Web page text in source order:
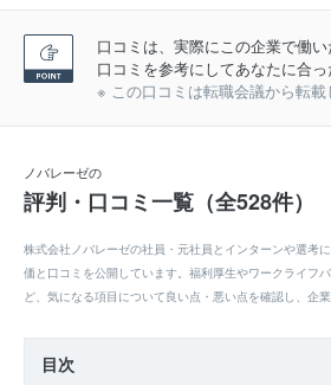
口コミは、実際にこの企業で働い
口コミを参考にしてあなたに合っ
※ この口コミは転職会議から転載
ノバレーゼの
評判・口コミ一覧（全528件）
株式会社ノバレーゼの社員・元社員とインターンや選考
価と口コミを公開しています。福利厚生やワークライフ
ど、気になる項目について良い点・悪い点を確認し、企
目次